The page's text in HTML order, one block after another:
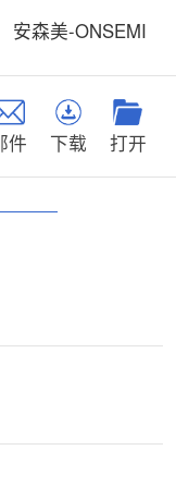
安森美-ONSEMI
件 下载 打开